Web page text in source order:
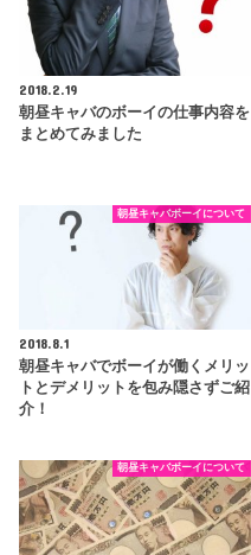
2018.2.19
朝昼キャバのボーイの仕事内容を
まとめてみました
朝昼キャバボーイについて
2018.8.1
朝昼キャバでボーイが働くメリッ
トとデメリットを包み隠さずご紹
介！
朝昼キャバボーイについて